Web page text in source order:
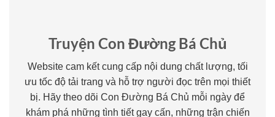
Truyện Con Đường Bá Chủ
Website cam kết cung cấp nội dung chất lượng, tối
ưu tốc độ tải trang và hỗ trợ người đọc trên mọi thiết
bị. Hãy theo dõi Con Đường Bá Chủ mỗi ngày để
khám phá những tình tiết gay cấn, những trận chiến